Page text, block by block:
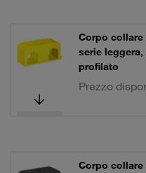
Corpo
serie
profilato
Prezzo
Corpo